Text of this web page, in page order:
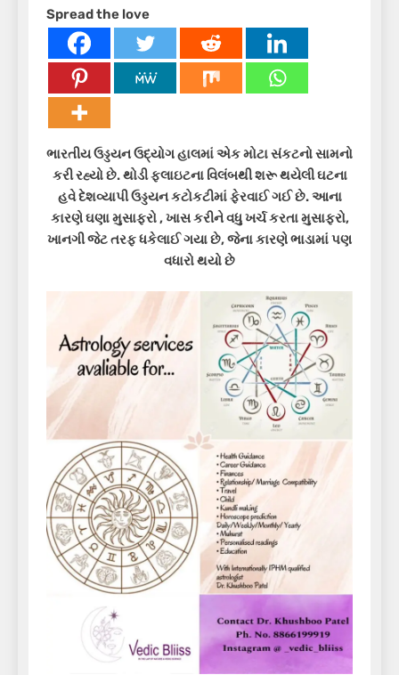
Spread the love
ભારતીય ઉડ્ડયન ઉદ્યોગ હાલમાં એક મોટા સંકટનો સામનો
કરી રહ્યો છે. થોડી ફ્લાઇટના વિલંબથી શરૂ થયેલી ઘટના
હવે દેશવ્યાપી ઉડ્ડયન કટોકટીમાં ફેરવાઈ ગઈ છે. આના
કારણે ઘણા મુસાફરો , ખાસ કરીને વધુ ખર્ચ કરતા મુસાફરો,
ખાનગી જેટ તરફ ધકેલાઈ ગયા છે, જેના કારણે ભાડામાં પણ
વધારો થયો છે